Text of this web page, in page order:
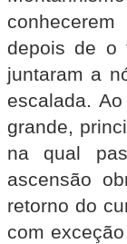
depois de o
juntaram a
escalada.
grande,
na qual
ascensão
retorno do
com